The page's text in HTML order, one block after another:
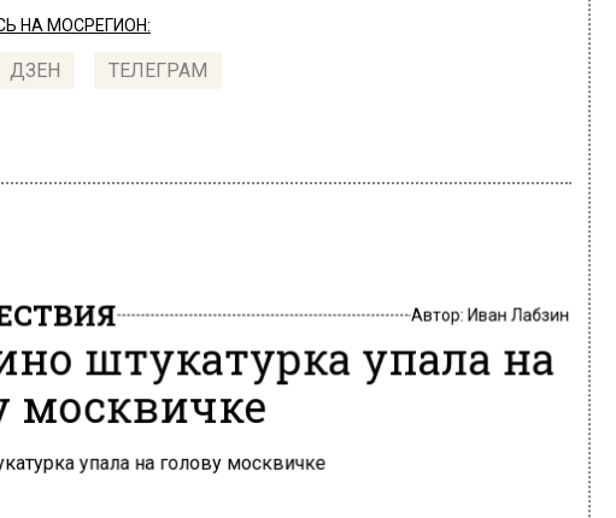
НА МОСРЕГИОН:
ДЗЕН ТЕЛЕГРАМ
Автор:Иван Лабзин
штукатурка упала на
москвичке